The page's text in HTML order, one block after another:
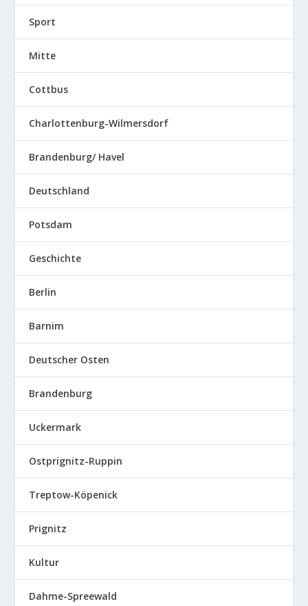
Sport
Mitte
Cottbus
Charlottenburg-Wilmersdorf
Brandenburg/ Havel
Deutschland
Potsdam
Geschichte
Berlin
Barnim
Deutscher Osten
Brandenburg
Uckermark
Ostprignitz-Ruppin
Treptow-Köpenick
Prignitz
Kultur
Dahme-Spreewald